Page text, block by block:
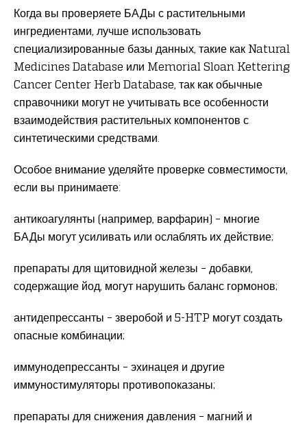
Когда вы проверяете БАДы с растительными
ингредиентами, лучше использовать
специализированные базы данных, такие как Natural
Medicines Database или Memorial Sloan Kettering
Cancer Center Herb Database, так как обычные
справочники могут не учитывать все особенности
взаимодействия растительных компонентов с
синтетическими средствами.
Особое внимание уделяйте проверке совместимости,
если вы принимаете:
антикоагулянты (например, варфарин) – многие
БАДы могут усиливать или ослаблять их действие;
препараты для щитовидной железы – добавки,
содержащие йод, могут нарушить баланс гормонов;
антидепрессанты – зверобой и 5-HTP могут создать
опасные комбинации;
иммунодепрессанты – эхинацея и другие
иммуностимуляторы противопоказаны;
препараты для снижения давления – магний и